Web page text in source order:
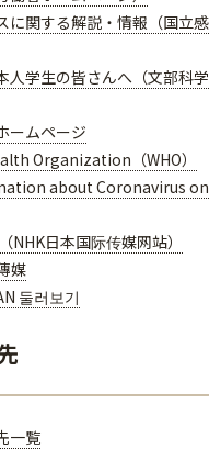
に関する解説・情報（国立
人学生の皆さんへ（文部科
ームページ
Organization（WHO）
about Coronavirus on
NHK日本国际传媒网站）
媒
둘러보기
一覧